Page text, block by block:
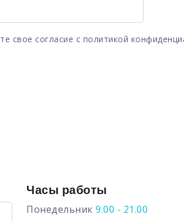
свое согласие с политикой
Часы работы
Понедельник 9.00 - 21.00